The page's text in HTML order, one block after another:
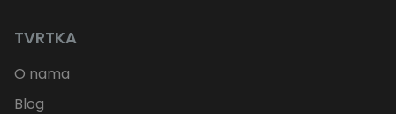
TVRTKA
O nama
Blog